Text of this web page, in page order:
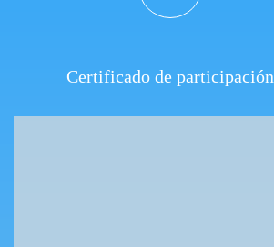
Certificado de participación